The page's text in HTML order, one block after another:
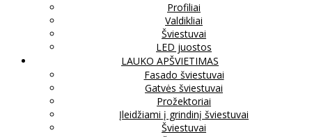
Profiliai
Valdikliai
Šviestuvai
LED juostos
LAUKO APŠVIETIMAS
Fasado šviestuvai
Gatvės šviestuvai
Prožektoriai
Įleidžiami į grindinį šviestuvai
Šviestuvai